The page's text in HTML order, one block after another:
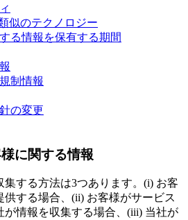
似のテクノロジー
る情報を保有する期間
制情報
の変更
に関する情報
する方法は3つあります。(i) お客
する場合、(ii) お客様がサービス
が情報を収集する場合、(iii) 当社が